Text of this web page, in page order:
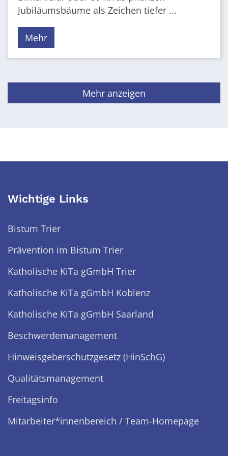
Jubiläumsbäume als Zeichen tiefer ...
Mehr
Mehr anzeigen
Wichtige Links
Bistum Trier
Prävention im Bistum Trier
Katholische KiTa gGmbH Trier
Katholische KiTa gGmbH Koblenz
Katholische KiTa gGmbH Saarland
Beschwerdemanagement
Hinweisgeberschutzgesetz (HinSchG)
Qualitätsmanagement
Freitagsinfo
Mitarbeiter*innenbereich / Team-Homepage